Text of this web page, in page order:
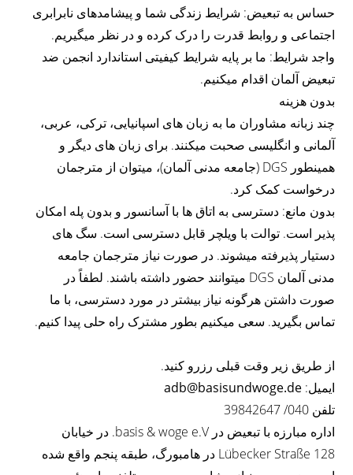
حساس به تبعیض: شرایط زندگی شما و پیشامدهای نابرابری
اجتماعی و روابط قدرت را درک کرده و در نظر میگیریم.
واجد شرایط: ما بر پایه شرایط کیفیتی استاندارد انجمن ضد
تبعیض آلمان اقدام میکنیم.
بدون هزینه
چند زبانه مشاوران ما به زبان های اسپانیایی، ترکی، عربی،
آلمانی و انگلیسی صحبت میکنند. برای زبان های دیگر و
همینطور DGS (جامعه مدنی آلمان)، میتوان از مترجمان
درخواست کمک کرد.
بدون مانع: دسترسی به اتاق ها با آسانسور و بدون پله امکان
پذیر است. توالت با ویلچر قابل دسترسی است. سگ های
دستیار پذیرفته میشوند. در صورت نیاز مترجمان جامعه
مدنی آلمان DGS میتوانند حضور داشته باشند. لطفاً در
صورت داشتن هرگونه نیاز بیشتر در مورد دسترسی، با ما
تماس بگیرید. سعی میکنیم بطور مشترک راه حلی پیدا کنیم.
از طریق زیر وقت قبلی رزرو کنید.
ایمیل:adb@basisundwoge.de
تلفن 040/ 39842647
اداره مبارزه با تبعیض در basis & woge e.V. در خیابان
Lübecker Straße 128 در هامبورگ، طبقه پنجم واقع شده